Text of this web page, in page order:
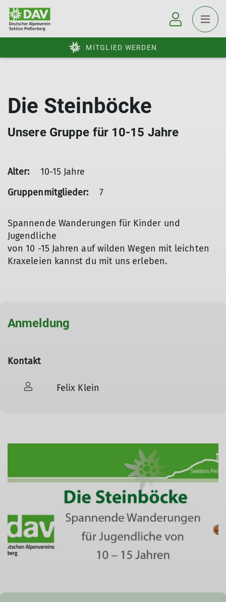
MITGLIED WERDEN
Die Steinböcke
Unsere Gruppe für 10-15 Jahre
Alter:
10-15 Jahre
Gruppenmitglieder:
7
Spannende Wanderungen für Kinder und
Jugendliche
von 10 -15 Jahren auf wilden Wegen mit leichten
Kraxeleien kannst du mit uns erleben.
Anmeldung
Kontakt
Felix Klein